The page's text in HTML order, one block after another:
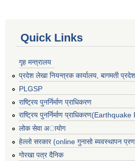
Quick Links
गृह मन्त्रालय
प्रदेश लेखा नियन्त्रक कार्यालय, बागमती प्रदेश
PLGSP
राष्ट्रिय पुनर्निर्माण प्राधिकरण
राष्ट्रिय पुनर्निर्माण
लोक सेवा अायोग
हेल्लो सरकार (online गुनासो ब्यवस्थापन
गोरखा पत्र दैनिक